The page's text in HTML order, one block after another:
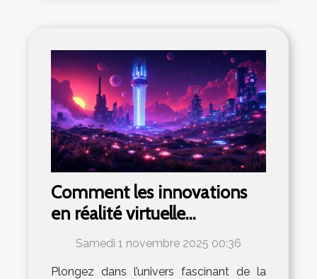
Comment les innovations
en réalité virtuelle
transforment-elles le
paysage du jeu vidéo ?
Samedi 1 novembre 2025 00:36
Plongez dans l’univers fascinant de la